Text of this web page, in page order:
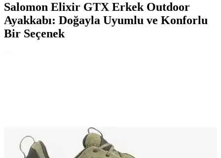
Salomon Elixir GTX Erkek Outdoor
Ayakkabı: Doğayla Uyumlu ve Konforlu
Bir Seçenek